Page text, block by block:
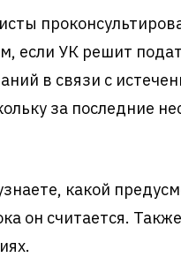
если УК решит
в связи с
за последние
какой
он считается.